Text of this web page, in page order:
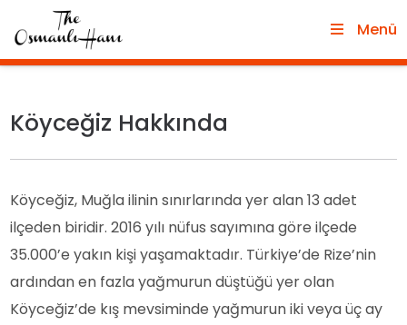
Menü
Köyceğiz Hakkında
Köyceğiz, Muğla ilinin sınırlarında yer alan 13 adet
ilçeden biridir. 2016 yılı nüfus sayımına göre ilçede
35.000’e yakın kişi yaşamaktadır. Türkiye’de Rize’nin
ardından en fazla yağmurun düştüğü yer olan
Köyceğiz’de kış mevsiminde yağmurun iki veya üç ay